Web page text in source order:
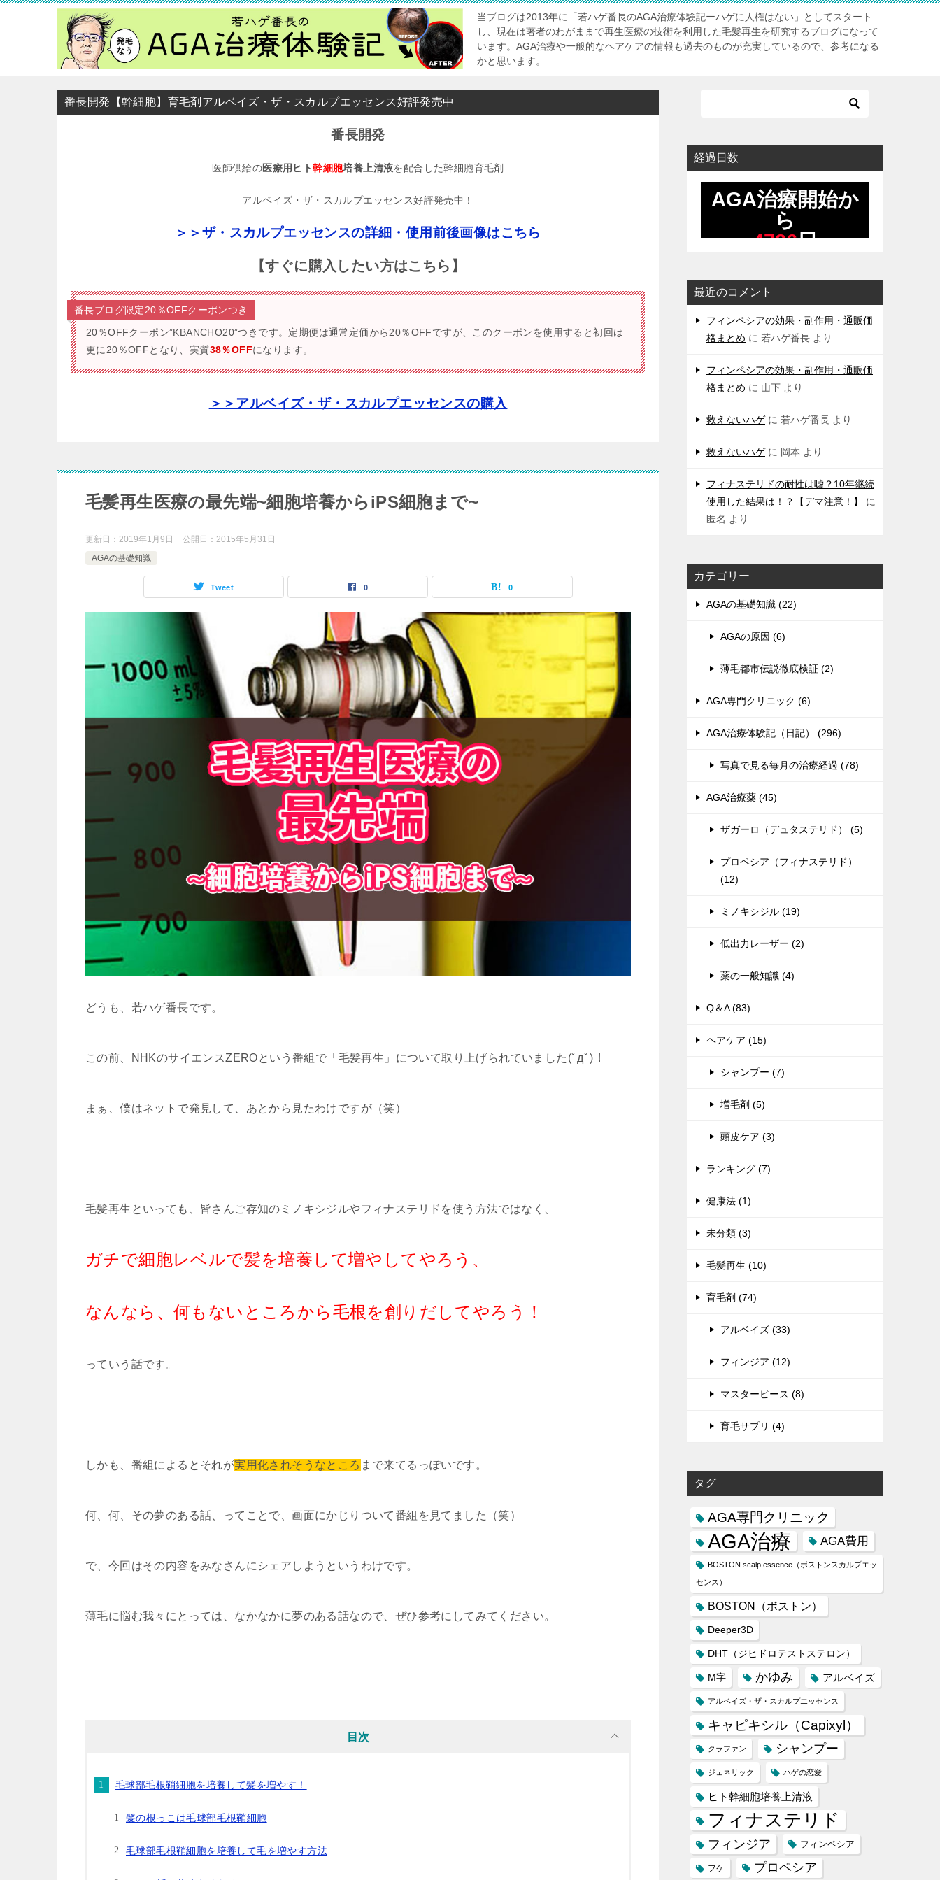
当ブログは2013年に「若ハゲ番長のAGA治療体験記ーハゲに人権はない」としてスタート
し、現在は著者のわがままで再生医療の技術を利用した毛髪再生を研究するブログになって
います。AGA治療や一般的なヘアケアの情報も過去のものが充実しているので、参考になる
かと思います。
番長開発【幹細胞】育毛剤アルベイズ・ザ・スカルプエッセンス好評発売中
番長開発
医師供給の医療用ヒト幹細胞培養上清液を配合した幹細胞育毛剤
アルベイズ・ザ・スカルプエッセンス好評発売中！
＞＞ザ・スカルプエッセンスの詳細・使用前後画像はこちら
【すぐに購入したい方はこちら】
番長ブログ限定20％OFFクーポンつき
20％OFFクーポン”KBANCHO20”つきです。 定期便は通常定価から20％OFFですが、このクーポンを使用すると初回は
更に20％OFFとなり、実質38％OFFになります。
＞＞アルベイズ・ザ・スカルプエッセンスの購入
毛髪再生医療の最先端~細胞培養からiPS細胞まで~
更新日： 2019年1月9日 公開日： 2015年5月31日
AGAの基礎知識
Tweet 0 0
どうも、若ハゲ番長です。
この前、NHKのサイエンスZEROという番組で「毛髪再生」について取り上げられていました(ﾟдﾟ)！
まぁ、僕はネットで発見して、あとから見たわけですが（笑）
毛髪再生といっても、皆さんご存知のミノキシジルやフィナステリドを使う方法ではなく、
ガチで細胞レベルで髪を培養して増やしてやろう、
なんなら、何もないところから毛根を創りだしてやろう！
っていう話です。
しかも、番組によるとそれが実用化されそうなところ まで来てるっぽいです。
何、何、その夢のある話、ってことで、画面にかじりついて番組を見てました（笑）
で、今回はその内容をみなさんにシェアしようというわけです。
薄毛に悩む我々にとっては、なかなかに夢のある話なので、ぜひ参考にしてみてください。
目次
毛球部毛根鞘細胞を培養して髪を増やす！
髪の根っこは毛球部毛根鞘細胞
毛球部毛根鞘細胞を培養して毛を増やす方法
経過日数
最近のコメント
フィンペシアの効果・副作用・通販価
格まとめ に 若ハゲ番長 より
フィンペシアの効果・副作用・通販価
格まとめ に 山下 より
救えないハゲに 若ハゲ番長 より
救えないハゲに 岡本 より
フィナステリドの耐性は嘘？10年継続
使用した結果は！？【デマ注意！】
に
匿名 より
カテゴリー
AGAの基礎知識 (22)
AGAの原因 (6)
薄毛都市伝説徹底検証 (2)
AGA専門クリニック (6)
AGA治療体験記（日記） (296)
写真で見る毎月の治療経過 (78)
AGA治療薬 (45)
ザガーロ（デュタステリド） (5)
プロペシア（フィナステリド）
(12)
ミノキシジル (19)
低出力レーザー (2)
薬の一般知識 (4)
Q＆A (83)
ヘアケア (15)
シャンプー (7)
増毛剤 (5)
頭皮ケア (3)
ランキング (7)
健康法 (1)
未分類 (3)
毛髪再生 (10)
育毛剤 (74)
アルベイズ (33)
フィンジア (12)
マスターピース (8)
育毛サプリ (4)
タグ
AGA専門クリニック
AGA治療 AGA費用
BOSTON scalp essence（ボストンスカルプエッ
センス）
BOSTON（ボストン）
Deeper3D
DHT（ジヒドロテストステロン）
M字 かゆみ アルベイズ
アルベイズ・ザ・スカルプエッセンス
キャピキシル（Capixyl）
クラファン シャンプー
ジェネリック ハゲの恋愛
ヒト幹細胞培養上清液
フィナステリド
フィンジア フィンペシア
フケ プロペシア